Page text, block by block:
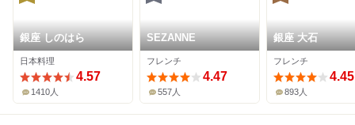
銀座 しのはら
日本料理
4.57
1410人
SEZANNE
フレンチ
4.47
557人
銀座 大石
フレンチ
4.45
893人